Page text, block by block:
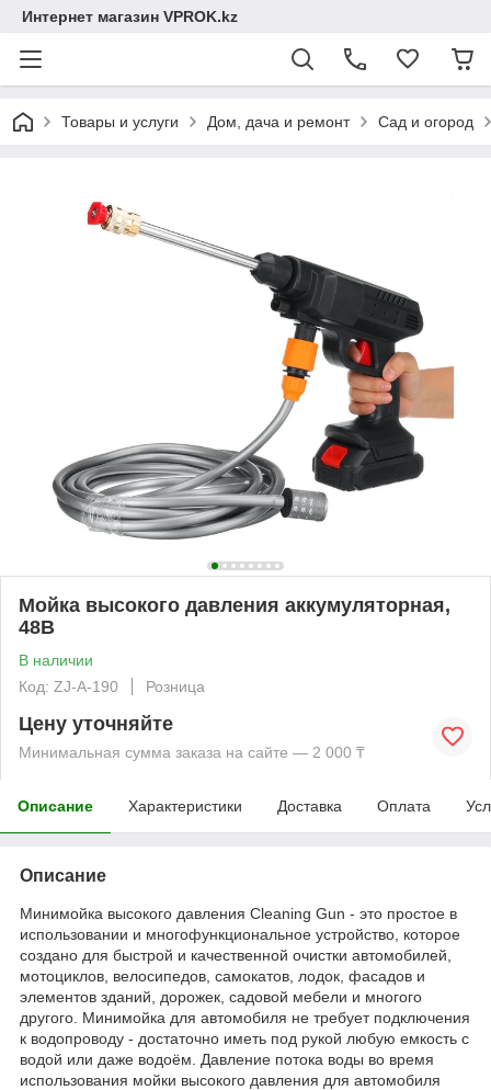
Интернет магазин VPROK.kz
Товары и услуги Дом, дача и ремонт Сад и огород
Мойка высокого давления аккумуляторная,
48В
В наличии
Код: ZJ-A-190
Розница
Цену уточняйте
Минимальная сумма заказа на сайте — 2 000 ₸
Описание Характеристики Доставка Оплата
Описание
Минимойка высокого давления Cleaning Gun - это простое в
использовании и многофункциональное устройство, которое
создано для быстрой и качественной очистки автомобилей,
мотоциклов, велосипедов, самокатов, лодок, фасадов и
элементов зданий, дорожек, садовой мебели и многого
другого. Минимойка для автомобиля не требует подключения
к водопроводу - достаточно иметь под рукой любую емкость с
водой или даже водоём. Давление потока воды во время
использования мойки высокого давления для автомобиля